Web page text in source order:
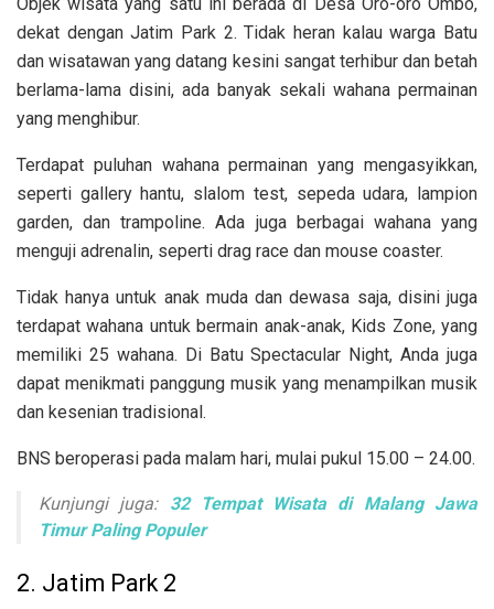
dekat dengan Jatim Park 2. Tidak heran kalau warga Batu
dan wisatawan yang datang kesini sangat terhibur dan betah
berlama-lama disini, ada banyak sekali wahana permainan
yang menghibur.
Terdapat puluhan wahana permainan yang mengasyikkan,
seperti gallery hantu, slalom test, sepeda udara, lampion
garden, dan trampoline. Ada juga berbagai wahana yang
menguji adrenalin, seperti drag race dan mouse coaster.
Tidak hanya untuk anak muda dan dewasa saja, disini juga
terdapat wahana untuk bermain anak-anak, Kids Zone, yang
memiliki 25 wahana. Di Batu Spectacular Night, Anda juga
dapat menikmati panggung musik yang menampilkan musik
dan kesenian tradisional.
BNS beroperasi pada malam hari, mulai pukul 15.00 – 24.00.
Kunjungi juga:
32 Tempat Wisata di Malang Jawa
Timur Paling Populer
2. Jatim Park 2